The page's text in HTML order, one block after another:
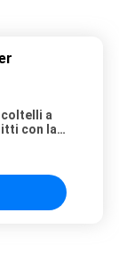
coltelli a
con la